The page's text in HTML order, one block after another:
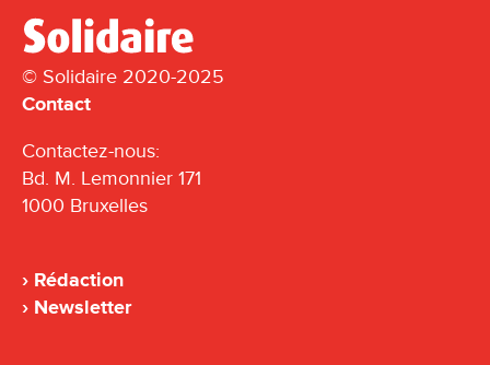
© Solidaire 2020-2025
Contact
Contactez-nous:
Bd. M. Lemonnier 171
1000 Bruxelles
Rédaction
Newsletter